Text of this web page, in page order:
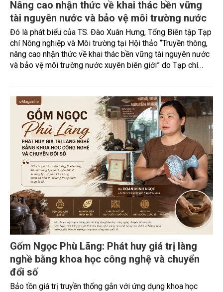
Nâng cao nhận thức về khai thác bền vững
tài nguyên nước và bảo vệ môi trường nước
Đó là phát biểu của TS. Đào Xuân Hưng, Tổng Biên tập Tạp
chí Nông nghiệp và Môi trường tại Hội thảo “Truyền thông,
nâng cao nhận thức về khai thác bền vững tài nguyên nước
và bảo vệ môi trường nước xuyên biên giới” do Tạp chí
và Môi trường tỉnh Lai Châu tổ chức ngày 10/7/2026. Hội
thảo thu hút sự tham gia của hơn 100 đại biểu là lãnh đạo
các đơn vị thuộc Bộ Nông nghiệp và Môi trường, chuyên
gia, nhà khoa học, Sở Nông nghiệp và Môi trường tỉnh Lai
Châu và đại diện các cơ quan đơn vị doanh nghiệp ở các
tỉnh miền núi phía Bắc.
Gốm Ngọc Phù Lãng: Phát huy giá trị làng
nghề bằng khoa học công nghệ và chuyển
đổi số
Bảo tồn giá trị truyền thống gắn với ứng dụng khoa học